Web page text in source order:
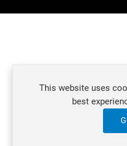
Ready to learn and
How
This website uses
best